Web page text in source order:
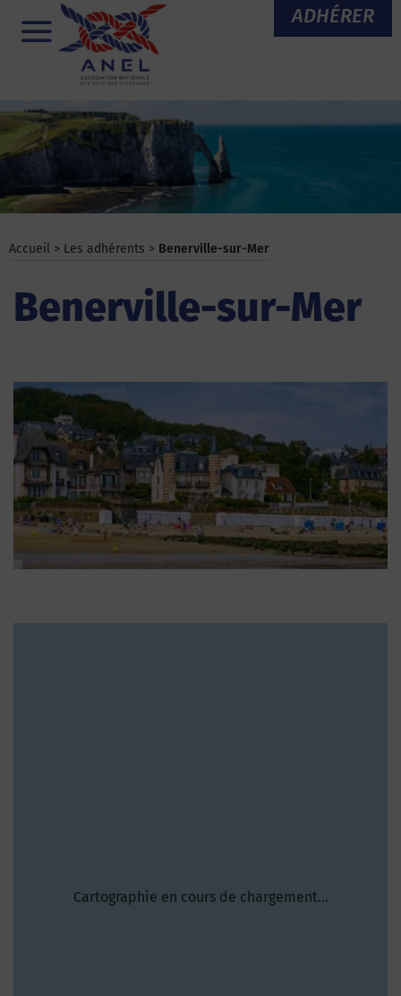
ADHÉRER
Menu
Accueil > Les adhérents > Benerville-sur-Mer
Benerville-sur-Mer
Cartographie en cours de chargement...